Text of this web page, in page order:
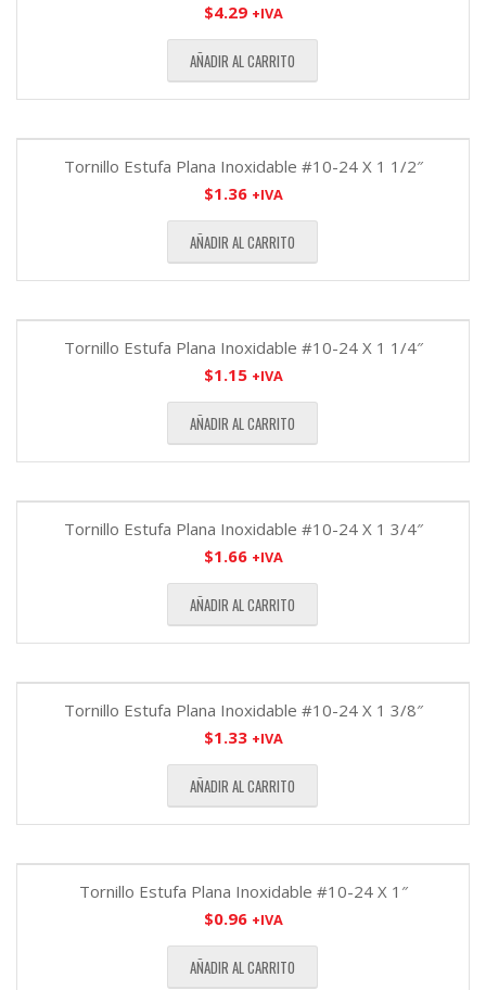
$4.29 +IVA
AÑADIR AL CARRITO
Tornillo Estufa Plana Inoxidable #10-24 X 1 1/2″
$1.36 +IVA
AÑADIR AL CARRITO
Tornillo Estufa Plana Inoxidable #10-24 X 1 1/4″
$1.15 +IVA
AÑADIR AL CARRITO
Tornillo Estufa Plana Inoxidable #10-24 X 1 3/4″
$1.66 +IVA
AÑADIR AL CARRITO
Tornillo Estufa Plana Inoxidable #10-24 X 1 3/8″
$1.33 +IVA
AÑADIR AL CARRITO
Tornillo Estufa Plana Inoxidable #10-24 X 1″
$0.96 +IVA
AÑADIR AL CARRITO